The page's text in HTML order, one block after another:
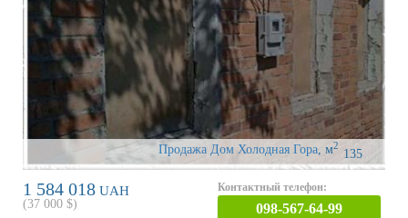
Продажа Дом Холодная Гора, 135
м2
1 584 018 UAH
(37 000 $)
Контактный телефон:
098-567-64-99